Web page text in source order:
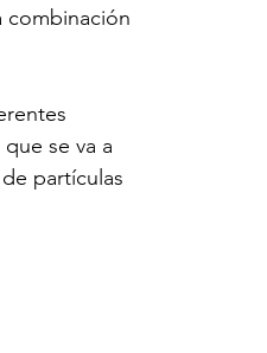
combinación
se va a
partículas